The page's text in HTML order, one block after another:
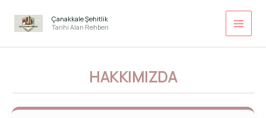
atla
Çanakkale Şehitlik
Tarihi Alan Rehberi
HAKKIMIZDA